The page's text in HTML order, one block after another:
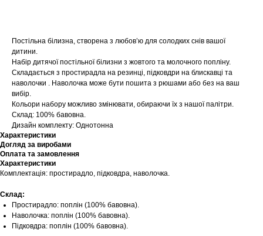
Постільна білизна, створена з любов’ю для солодких снів вашої
дитини.
Набір дитячої постільної білизни з жовтого та молочного попліну.
Складається з простирадла на резинці, підковдри на блискавці та
наволочки . Наволочка може бути пошита з рюшами або без на ваш
вибір.
Кольори набору можливо змінювати, обираючи їх з нашої палітри.
Склад: 100% бавовна.
Дизайн комплекту: Однотонна
Характеристики
Догляд за виробами
Оплата та замовлення
Характеристики
Комплектація: простирадло, підковдра, наволочка.
Склад:
Простирадло: поплін (100% бавовна).
Наволочка: поплін (100% бавовна).
Підковдра: поплін (100% бавовна).